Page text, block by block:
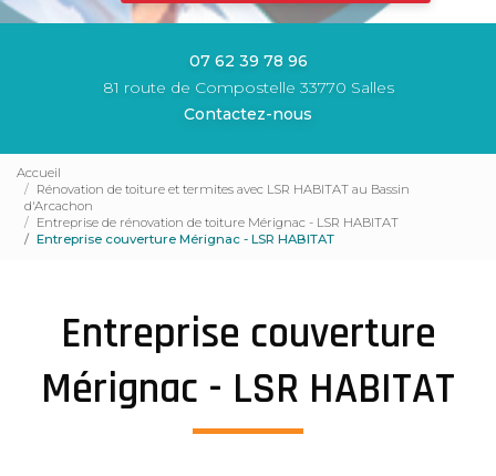
07 62 39 78 96
81 route de Compostelle 33770 Salles
Contactez-nous
Accueil
Rénovation de toiture et termites avec LSR HABITAT au Bassin
d'Arcachon
Entreprise de rénovation de toiture Mérignac - LSR HABITAT
Entreprise couverture Mérignac - LSR HABITAT
Entreprise couverture
Mérignac - LSR HABITAT